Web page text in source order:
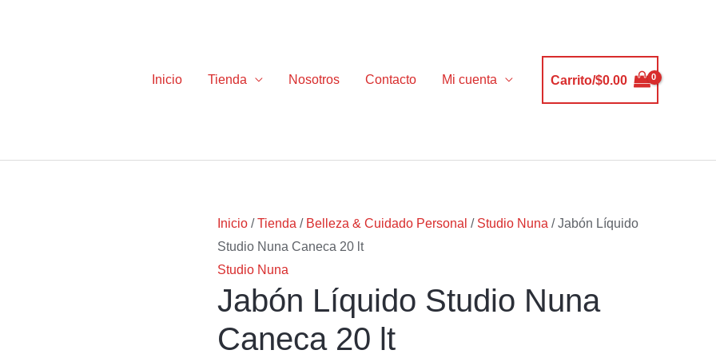
Inicio
Tienda Nosotros Contacto Mi cuenta Carrito/$0.00
Inicio /Tienda / Belleza & Cuidado Personal / Studio Nuna / Jabón Líquido
Studio Nuna Caneca 20 lt
Studio Nuna
Jabón Líquido Studio Nuna
Caneca 20 lt
El
precio
original
era:
$119.80.
El
precio
es:
$71.90.
Jabón
Líquido
Studio
Nuna
Caneca
20